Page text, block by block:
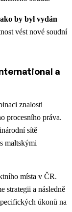
by byl vydán
vést nové soudní
a
znalosti
procesního práva.
sítě
maltskými
místa v ČR.
strategii a následně
úkonů na